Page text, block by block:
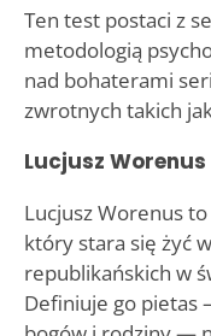
Ten test postaci z
metodologią
nad bohaterami
zwrotnych takich
Lucjusz Worenus
Lucjusz Worenus
który stara się żyć
republikańskich w
Definiuje go pietas